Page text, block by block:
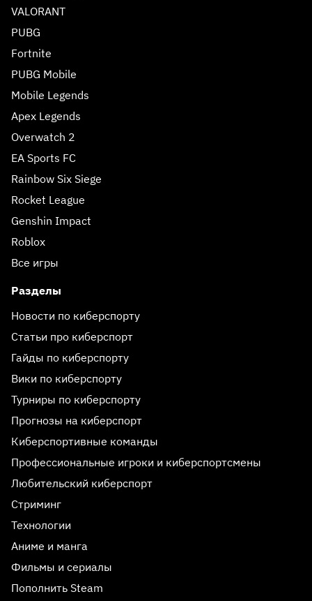
VALORANT
PUBG
Fortnite
PUBG Mobile
Mobile Legends
Apex Legends
Overwatch 2
EA Sports FC
Rainbow Six Siege
Rocket League
Genshin Impact
Roblox
Все игры
Разделы
Новости по киберспорту
Статьи про киберспорт
Гайды по киберспорту
Вики по киберспорту
Турниры по киберспорту
Прогнозы на киберспорт
Киберспортивные команды
Профессиональные игроки и киберспортсмены
Любительский киберспорт
Стриминг
Технологии
Аниме и манга
Фильмы и сериалы
Пополнить Steam